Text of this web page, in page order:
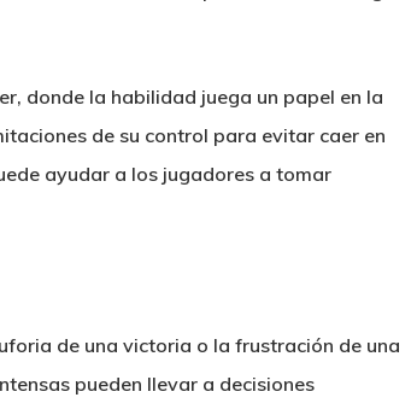
donde la habilidad juega un papel en la
de su control para evitar caer en
ayudar a los jugadores a tomar
de una victoria o la frustración de una
pueden llevar a decisiones